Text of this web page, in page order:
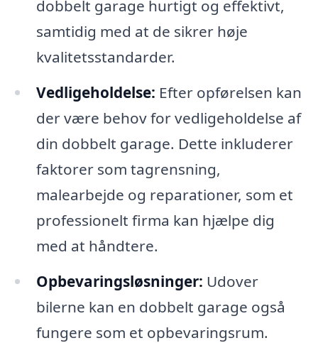
dobbelt garage hurtigt og effektivt,
samtidig med at de sikrer høje
kvalitetsstandarder.
Vedligeholdelse: Efter opførelsen kan
der være behov for vedligeholdelse af
din dobbelt garage. Dette inkluderer
faktorer som tagrensning,
malearbejde og reparationer, som et
professionelt firma kan hjælpe dig
med at håndtere.
Opbevaringsløsninger: Udover
bilerne kan en dobbelt garage også
fungere som et opbevaringsrum.